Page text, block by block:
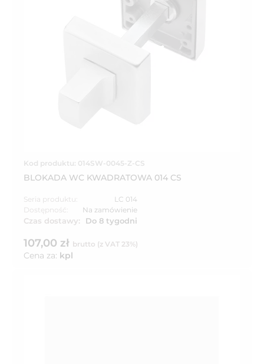
Kod produktu: 014SW-0045-Z-CS
BLOKADA WC KWADRATOWA 014 CS
Seria produktu:
LC 014
Dostępność:
Na zamówienie
Czas dostawy: Do 8 tygodni
107,00 zł brutto (z VAT 23%)
Cena za: kpl